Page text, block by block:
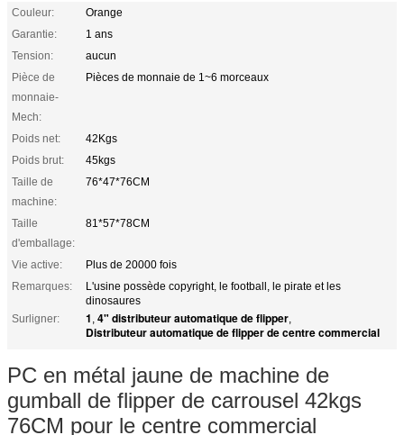
Couleur:
Orange
Garantie:
1 ans
Tension:
aucun
Pièce de
monnaie-
Mech:
Pièces de monnaie de 1~6 morceaux
Poids net:
42Kgs
Poids brut:
45kgs
Taille de
machine:
76*47*76CM
Taille
d'emballage:
81*57*78CM
Vie active:
Plus de 20000 fois
Remarques:
L'usine possède copyright, le football, le pirate et les
dinosaures
Surligner:
1 , 4" distributeur automatique de flipper,
Distributeur automatique de flipper de centre commercial
PC en métal jaune de machine de
gumball de flipper de carrousel 42kgs
76CM pour le centre commercial